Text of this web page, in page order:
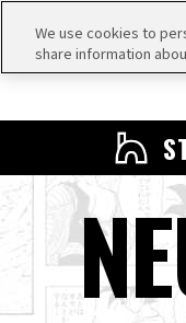
We use cookies to
share information